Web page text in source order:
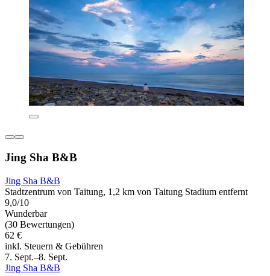
Jing Sha B&B
Jing Sha B&B
Stadtzentrum von Taitung, 1,2 km von Taitung Stadium entfernt
9,0/10
Wunderbar
(30 Bewertungen)
62 €
inkl. Steuern & Gebühren
7. Sept.–8. Sept.
Jing Sha B&B